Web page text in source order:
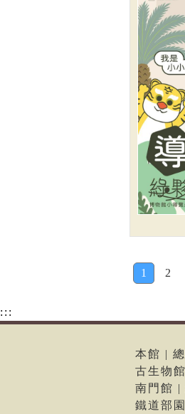
1 2
:::
本館 |
古生物
南門館 |
鐵道部